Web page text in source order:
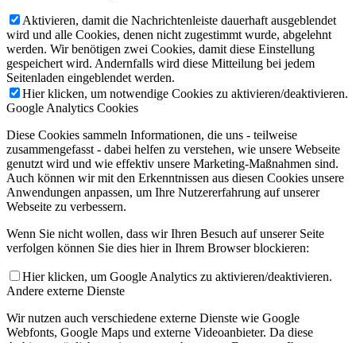
Aktivieren, damit die Nachrichtenleiste dauerhaft ausgeblendet
wird und alle Cookies, denen nicht zugestimmt wurde, abgelehnt
werden. Wir benötigen zwei Cookies, damit diese Einstellung
gespeichert wird. Andernfalls wird diese Mitteilung bei jedem
Seitenladen eingeblendet werden.
Hier klicken, um notwendige Cookies zu aktivieren/deaktivieren.
Google Analytics Cookies
Diese Cookies sammeln Informationen, die uns - teilweise
zusammengefasst - dabei helfen zu verstehen, wie unsere Webseite
genutzt wird und wie effektiv unsere Marketing-Maßnahmen sind.
Auch können wir mit den Erkenntnissen aus diesen Cookies unsere
Anwendungen anpassen, um Ihre Nutzererfahrung auf unserer
Webseite zu verbessern.
Wenn Sie nicht wollen, dass wir Ihren Besuch auf unserer Seite
verfolgen können Sie dies hier in Ihrem Browser blockieren:
Hier klicken, um Google Analytics zu aktivieren/deaktivieren.
Andere externe Dienste
Wir nutzen auch verschiedene externe Dienste wie Google
Webfonts, Google Maps und externe Videoanbieter. Da diese